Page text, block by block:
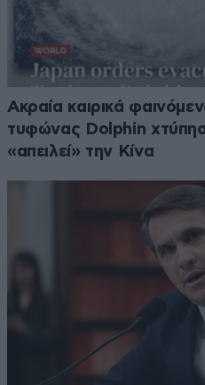
Ακραία καιρικά
τυφώνας Dolphin
«απειλεί» την Κίνα